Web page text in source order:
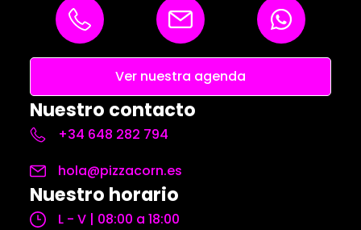
Ver nuestra agenda
Nuestro contacto
+34 648 282 794
hola@pizzacorn.es
Nuestro horario
L - V | 08:00 a 18:00